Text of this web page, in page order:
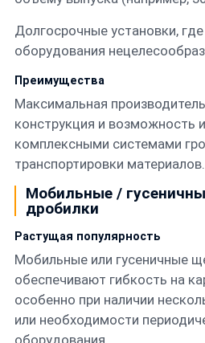
Долгосрочные установки,
оборудования
Преимущества
Максимальная
конструкция и возможность
комплексными системами
транспортировки материалов.
Мобильные /
дробилки
Растущая популярность
Мобильные или гусеничные
обеспечивают гибкость на
особенно при наличии
или необходимости
оборудования.